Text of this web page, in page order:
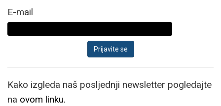
E-mail
Kako izgleda naš posljednji newsletter pogledajte
na ovom linku.